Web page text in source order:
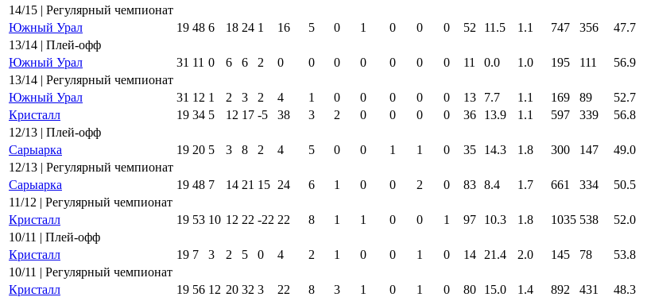
14/15 | Регулярный чемпионат
Южный Урал
19 48 6 18 24 1 16 5 0 1 0 0 0 52 11.5 1.1 747 356 47.7
13/14 | Плей-офф
Южный Урал
31 11 0 6 6 2 0 0 0 0 0 0 0 11 0.0 1.0 195 111 56.9
13/14 | Регулярный чемпионат
Южный Урал
31 12 1 2 3 2 4 1 0 0 0 0 0 13 7.7 1.1 169 89 52.7
Кристалл
19 34 5 12 17 -5 38 3 2 0 0 0 0 36 13.9 1.1 597 339 56.8
12/13 | Плей-офф
Сарыарка
19 20 5 3 8 2 4 5 0 0 1 1 0 35 14.3 1.8 300 147 49.0
12/13 | Регулярный чемпионат
Сарыарка
19 48 7 14 21 15 24 6 1 0 0 2 0 83 8.4 1.7 661 334 50.5
11/12 | Регулярный чемпионат
Кристалл
19 53 10 12 22 -22 22 8 1 1 0 0 1 97 10.3 1.8 1035 538 52.0
10/11 | Плей-офф
Кристалл
19 7 3 2 5 0 4 2 1 0 0 1 0 14 21.4 2.0 145 78 53.8
10/11 | Регулярный чемпионат
Кристалл
19 56 12 20 32 3 22 8 3 1 0 1 0 80 15.0 1.4 892 431 48.3